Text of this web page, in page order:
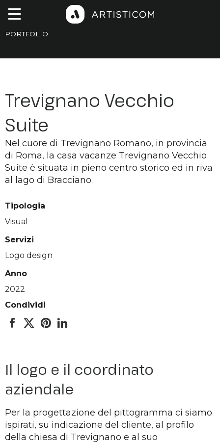
PORTFOLIO
Trevignano Vecchio
Suite
Nel cuore di Trevignano Romano, in provincia
di Roma, la casa vacanze Trevignano Vecchio
Suite è situata in pieno centro storico ed in riva
al lago di Bracciano.
Tipologia
Visual
Servizi
Logo design
Anno
2022
Condividi
Il logo e il coordinato
aziendale
Per la progettazione del pittogramma ci siamo
ispirati, su indicazione del cliente, al profilo
della chiesa di Trevignano e al suo